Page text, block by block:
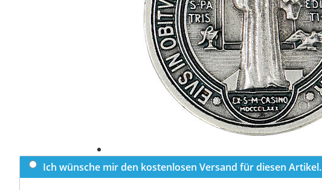
Ich wünsche mir den kostenlosen Versand für diesen Artikel.